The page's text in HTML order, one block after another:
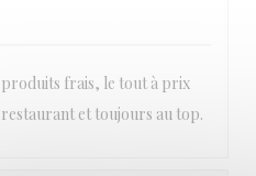
frais, le tout à prix
restaurant et toujours au top.